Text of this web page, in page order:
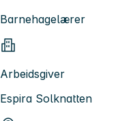
Barnehagelærer
Arbeidsgiver
Espira Solknatten